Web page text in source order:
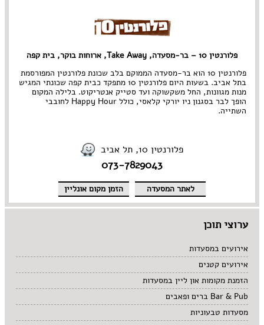
פלורנטין 10 – בר-מסעדה, Take Away, ארוחות בוקר, בית קפה
פלורנטין 10 הוא בר-מסעדה הממוקם בלב שכונת פלורנטין המפורסמת
בתל אביב. בשעות היום פלורנטין 10 מתפקד כבית קפה שכונתי המגיש
מנות מגוונות, החל משקשוקה ועד סטייק אנטריקוט. בלילה המקום
הופך לבר בסגנון ניו יורקי קלאסי, כולל Happy Hour לחובבי
השתייה.
פלורנטין 10, תל אביב
073-7829043
לאתר המסעדה הזמן מקום אונליין
ערוצי תוכן
אירועים במסעדות
אירועים קטנים
הזמנת מקומות און ליין במסעדות
Bar & Pub ברים ופאבים
מסעדות טבעוניות